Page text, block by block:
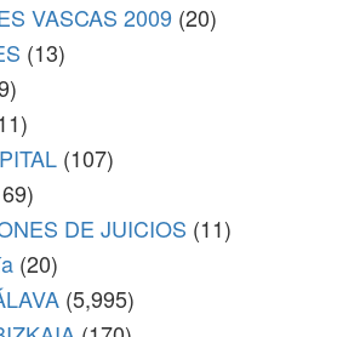
VASCAS 2009 (20)
(13)
(107)
DE JUICIOS (11)
(20)
(5,995)